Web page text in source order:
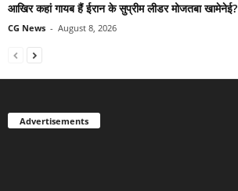
आखिर कहां गायब हैं ईरान के सुप्रीम लीडर मोजतबा खामेनेई?
CG News - August 8, 2026
Advertisements